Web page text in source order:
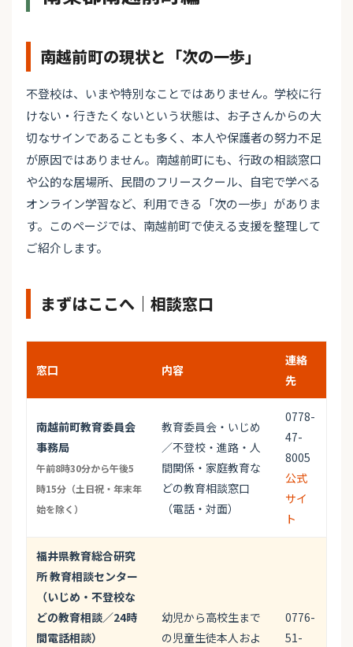
南越前町の現状と「次の一歩」
不登校は、いまや特別なことではありません。学校に行
けない・行きたくないという状態は、お子さんからの大
切なサインであることも多く、本人や保護者の努力不足
が原因ではありません。南越前町にも、行政の相談窓口
や公的な居場所、民間のフリースクール、自宅で学べる
オンライン学習など、利用できる「次の一歩」がありま
す。このページでは、南越前町で使える支援を整理して
ご紹介します。
まずはここへ｜相談窓口
窓口 内容
連絡
先
南越前町教育委員会
事務局
午前8時30分から午後5
時15分（土日祝・年末年
始を除く）
教育委員会・いじめ
／不登校・進路・人
間関係・家庭教育な
どの教育相談窓口
（電話・対面）
0778-
47-
8005
公式
サイ
ト
福井県教育総合研究
所 教育相談センター
（いじめ・不登校な
どの教育相談／24時
間電話相談）
幼児から高校生まで
の児童生徒本人およ
0776-
51-